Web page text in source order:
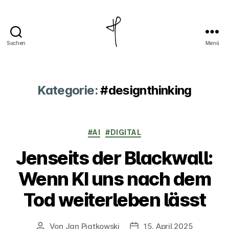
Suchen Menü
Kategorie:#designthinking
Kategorien
#AI #DIGITAL
Jenseits der Blackwall:
Wenn KI uns nach dem
Tod weiterleben lässt
Beitragsautor
Von Jan Piatkowski Veröffentlichungsdatum
15. April 2025